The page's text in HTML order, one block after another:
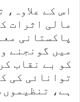
اس کے
مالی اثرات
پاکستانی
میں گونجنے
کو بے نقاب
توانائی کی
ہے،